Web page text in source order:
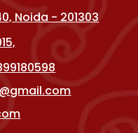
Noida - 201303